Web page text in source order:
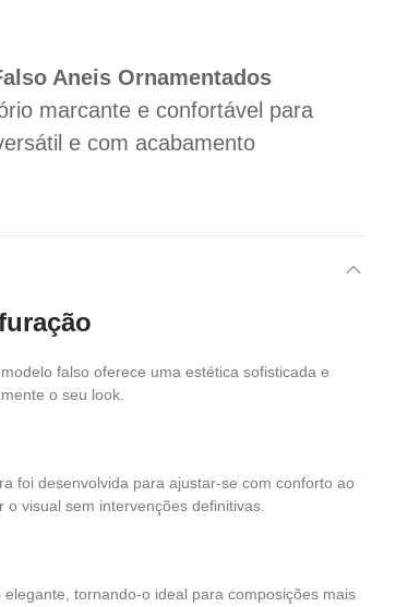
Aneis Ornamentados
marcante e confortável para
e com acabamento
falso oferece uma estética sofisticada e
o seu look.
foi desenvolvida para ajustar-se com conforto ao
visual sem intervenções definitivas.
tornando-o ideal para composições mais